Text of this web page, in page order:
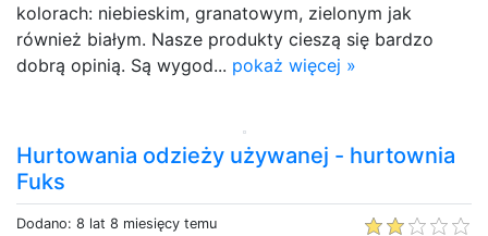
kolorach: niebieskim, granatowym, zielonym jak
również białym. Nasze produkty cieszą się bardzo
dobrą opinią. Są wygod... pokaż więcej »
Hurtowania odzieży używanej - hurtownia
Fuks
Dodano: 8 lat 8 miesięcy temu